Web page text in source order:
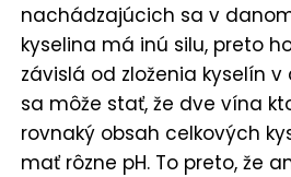
nachádzajúcich sa v
kyselina má inú silu, preto
závislá od zloženia kyselín
sa môže stať, že dve vína
rovnaký obsah celkových
mať rôzne pH. To preto, že